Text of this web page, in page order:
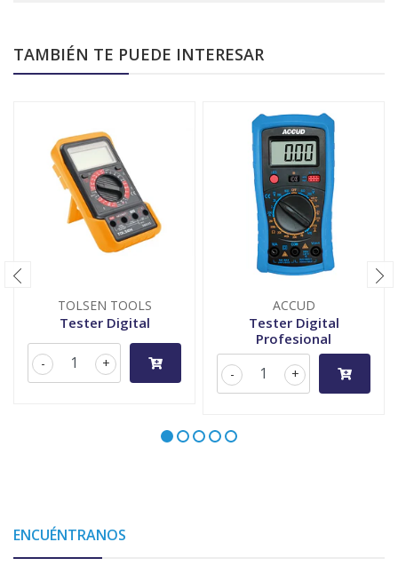
TAMBIÉN TE PUEDE INTERESAR
TOLSEN TOOLS
Tester Digital
+
-
ACCUD
Tester Digital
Profesional
+
-
ENCUÉNTRANOS